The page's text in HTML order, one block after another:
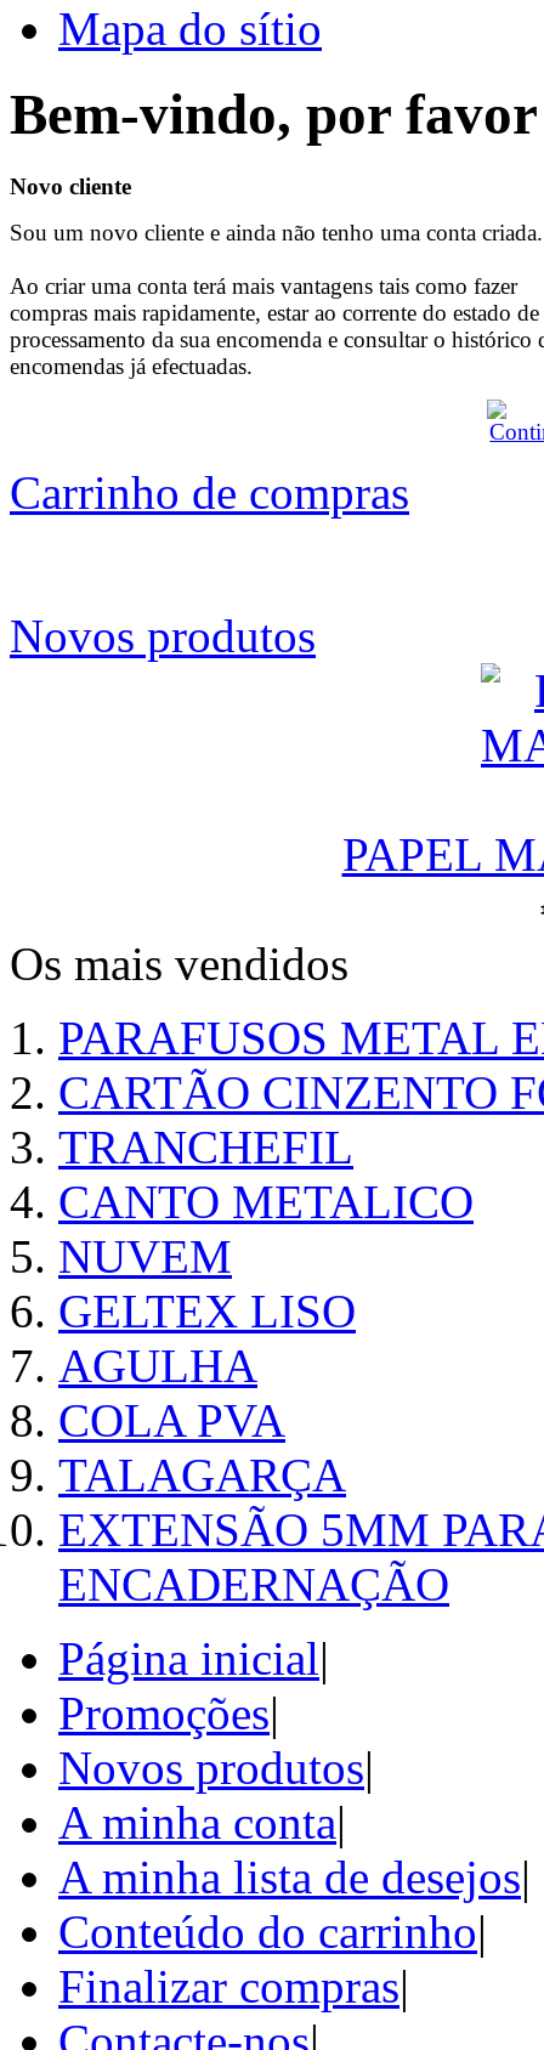
Mapa do sítio
Bem-vindo, por favor
Novo cliente
Sou um novo cliente e ainda não tenho uma conta criada.
Ao criar uma conta terá mais vantagens tais como fazer
compras mais rapidamente, estar ao corrente do estado de
processamento da sua encomenda e consultar o histórico
encomendas já efectuadas.
Carrinho de compras
Novos produtos
PAPEL
Os mais vendidos
PARAFUSOS METAL
CARTÃO CINZENTO
TRANCHEFIL
CANTO METALICO
NUVEM
GELTEX LISO
AGULHA
COLA PVA
TALAGARÇA
EXTENSÃO 5MM
ENCADERNAÇÃO
Página inicial|
Promoções|
Novos produtos|
A minha conta|
A minha lista de desejos|
Conteúdo do carrinho|
Finalizar compras|